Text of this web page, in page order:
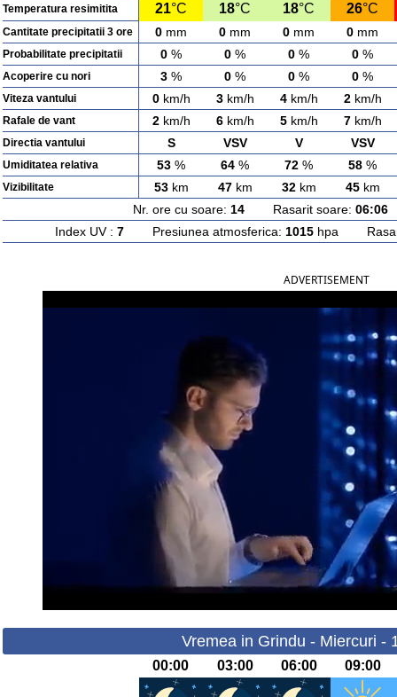
Temperatura resimitita 21°C 18°C 18°C 26°C
Cantitate precipitatii 3 ore 0 mm 0 mm 0 mm 0 mm
Probabilitate precipitatii 0 % 0 % 0 % 0 %
Acoperire cu nori 3 % 0 % 0 % 0 %
Viteza vantului 0km/h 3km/h 4km/h 2km/h
Rafale de vant 2km/h 6km/h 5km/h 7km/h
Directia vantului S VSV V VSV
Umiditatea relativa 53 % 64 % 72 % 58 %
Vizibilitate 53km 47km 32km 45km
Nr. ore cu soare: 14Rasarit soare: 06:06
Index UV : 7Presiunea atmosferica: 1015hpa
ADVERTISEMENT
Vremea in Grindu - Miercuri -
00:00 03:00 06:00 09:00